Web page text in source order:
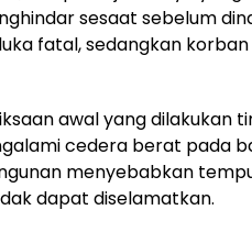
sesaat sebelum
fatal, sedangkan
awal yang dilakukan
cedera berat pada
menyebabkan
dapat diselamatkan.